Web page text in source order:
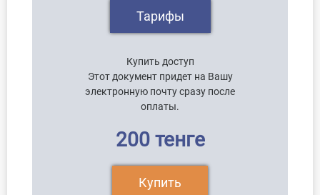
Тарифы
Купить доступ
Этот документ придет на Вашу
электронную почту сразу после
оплаты.
200 тенге
Купить